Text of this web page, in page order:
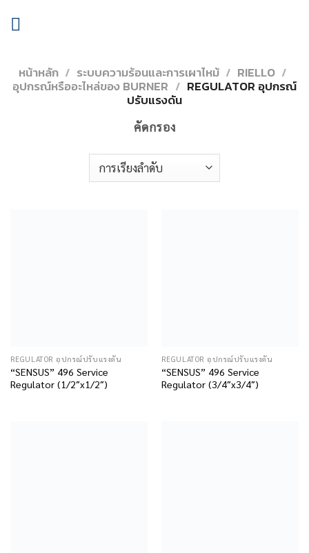
หน้าหลัก / ระบบความร้อนและการเผาไหม้ / RIELLO /
อุปกรณ์หรืออะไหล่ของ BURNER / REGULATOR อุปกรณ์
ปรับแรงดัน
คัดกรอง
REGULATOR อุปกรณ์ปรับแรงดัน
“SENSUS” 496 Service
Regulator (1/2″x1/2″)
REGULATOR อุปกรณ์ปรับแรงดัน
“SENSUS” 496 Service
Regulator (3/4″x3/4″)